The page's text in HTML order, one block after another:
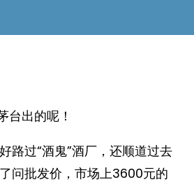
台出的呢！
路过“酒鬼”酒厂，还顺道过去
问批发价，市场上3600元的